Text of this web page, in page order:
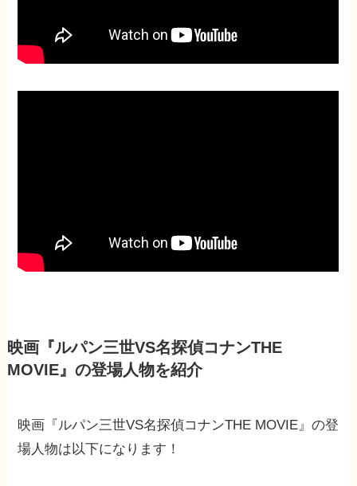
映画『ルパン三世VS名探偵コナンTHE
MOVIE』の登場人物を紹介
映画『ルパン三世VS名探偵コナンTHE MOVIE』の登
場人物は以下になります！